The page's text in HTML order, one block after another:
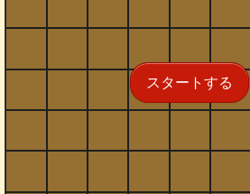
スタートする